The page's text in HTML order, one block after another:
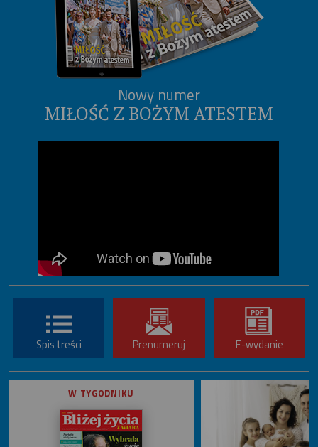
Nowy numer
MIŁOŚĆ Z BOŻYM ATESTEM
Spis treści Prenumeruj E-wydanie
W TYGODNIKU